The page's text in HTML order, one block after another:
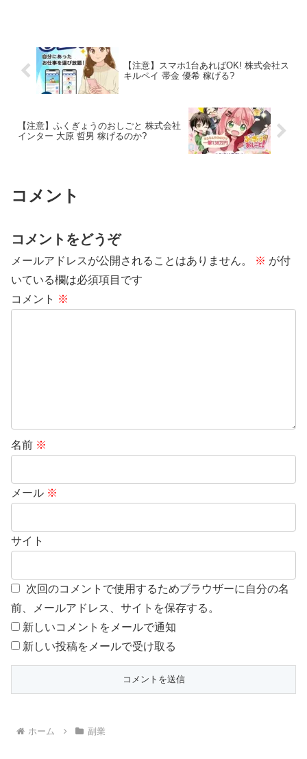
【注意】スマホ1台あればOK! 株式会社ス
キルペイ 帯金 優希 稼げる?
【注意】ふくぎょうのおしごと 株式会社
インター 大原 哲男 稼げるのか?
コメント
コメントをどうぞ
メールアドレスが公開されることはありません。 ※ が付
いている欄は必須項目です
コメント ※
名前 ※
メール ※
サイト
次回のコメントで使用するためブラウザーに自分の名
前、メールアドレス、サイトを保存する。
新しいコメントをメールで通知
新しい投稿をメールで受け取る
ホーム 副業